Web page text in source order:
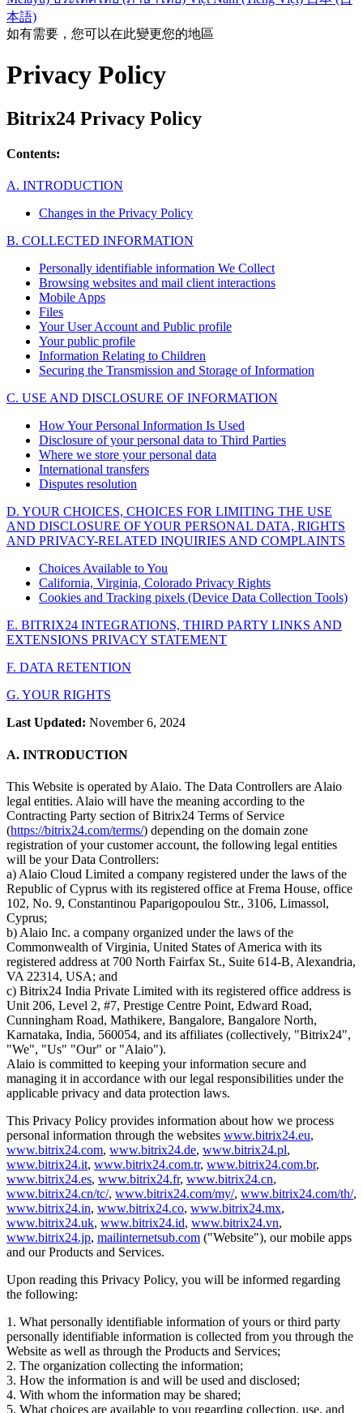
本語)
如有需要，您可以在此變更您的地區
Privacy Policy
Bitrix24 Privacy Policy
Contents:
A. INTRODUCTION
Changes in the Privacy Policy
B. COLLECTED INFORMATION
Personally identifiable information We Collect
Browsing websites and mail client interactions
Mobile Apps
Files
Your User Account and Public profile
Your public profile
Information Relating to Children
Securing the Transmission and Storage of Information
C. USE AND DISCLOSURE OF INFORMATION
How Your Personal Information Is Used
Disclosure of your personal data to Third Parties
Where we store your personal data
International transfers
Disputes resolution
D. YOUR CHOICES, CHOICES FOR LIMITING THE USE
AND DISCLOSURE OF YOUR PERSONAL DATA, RIGHTS
AND PRIVACY-RELATED INQUIRIES AND COMPLAINTS
Choices Available to You
California, Virginia, Colorado Privacy Rights
Cookies and Tracking pixels (Device Data Collection Tools)
E. BITRIX24 INTEGRATIONS, THIRD PARTY LINKS AND
EXTENSIONS PRIVACY STATEMENT
F. DATA RETENTION
G. YOUR RIGHTS
Last Updated: November 6, 2024
A. INTRODUCTION
This Website is operated by Alaio. The Data Controllers are Alaio
legal entities. Alaio will have the meaning according to the
Contracting Party section of Bitrix24 Terms of Service
(https://bitrix24.com/terms/) depending on the domain zone
registration of your customer account, the following legal entities
will be your Data Controllers:
a) Alaio Cloud Limited a company registered under the laws of the
Republic of Cyprus with its registered office at Frema House, office
102, No. 9, Constantinou Paparigopoulou Str., 3106, Limassol,
Cyprus;
b) Alaio Inc. a company organized under the laws of the
Commonwealth of Virginia, United States of America with its
registered address at 700 North Fairfax St., Suite 614-B, Alexandria,
VA 22314, USA; and
c) Bitrix24 India Private Limited with its registered office address is
Unit 206, Level 2, #7, Prestige Centre Point, Edward Road,
Cunningham Road, Mathikere, Bangalore, Bangalore North,
Karnataka, India, 560054, and its affiliates (collectively, "Bitrix24",
"We", "Us" "Our" or "Alaio").
Alaio is committed to keeping your information secure and
managing it in accordance with our legal responsibilities under the
applicable privacy and data protection laws.
This Privacy Policy provides information about how we process
personal information through the websites www.bitrix24.eu,
www.bitrix24.com, www.bitrix24.de, www.bitrix24.pl,
www.bitrix24.it, www.bitrix24.com.tr, www.bitrix24.com.br,
www.bitrix24.es, www.bitrix24.fr, www.bitrix24.cn,
www.bitrix24.cn/tc/, www.bitrix24.com/my/, www.bitrix24.com/th/,
www.bitrix24.in, www.bitrix24.co, www.bitrix24.mx,
www.bitrix24.uk, www.bitrix24.id, www.bitrix24.vn,
www.bitrix24.jp, mailinternetsub.com ("Website"), our mobile apps
and our Products and Services.
Upon reading this Privacy Policy, you will be informed regarding
the following:
1. What personally identifiable information of yours or third party
personally identifiable information is collected from you through the
Website as well as through the Products and Services;
2. The organization collecting the information;
3. How the information is and will be used and disclosed;
4. With whom the information may be shared;
5. What choices are available to you regarding collection, use, and